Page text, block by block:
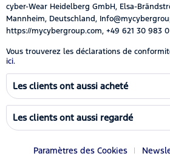
cyber-Wear Heidelberg GmbH, Elsa-
Mannheim, Deutschland,
https://mycybergroup.com, +49 621 30 983 0
Vous trouverez les déclarations de
ici.
Les clients ont aussi acheté
Les clients ont aussi regardé
Paramètres des Cookies